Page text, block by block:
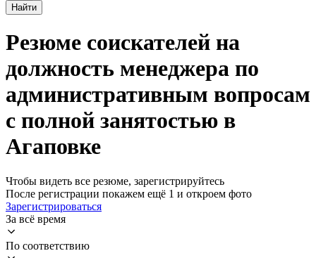
Найти
Резюме соискателей на
должность менеджера по
административным вопросам
с полной занятостью в
Агаповке
Чтобы видеть все резюме, зарегистрируйтесь
После регистрации покажем ещё 1 и откроем фото
Зарегистрироваться
За всё время
По соответствию